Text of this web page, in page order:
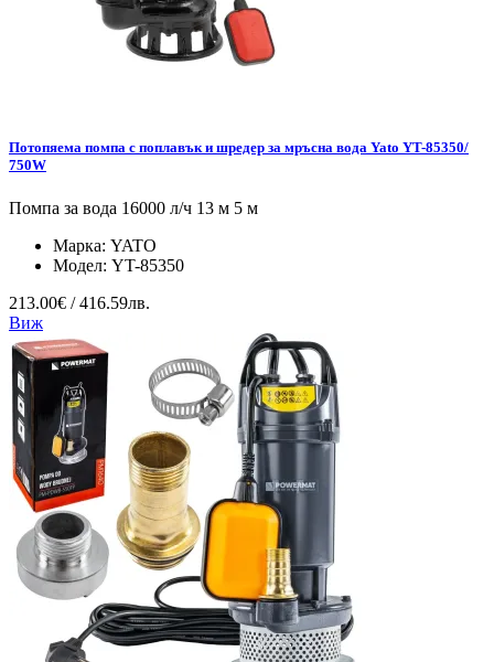
Потопяема помпа с поплавък и шредер за мръсна вода Yato YT-85350/
750W
Помпа за вода 16000 л/ч 13 м 5 м
Марка: YATO
Модел: YT-85350
213.00€ / 416.59лв.
Виж